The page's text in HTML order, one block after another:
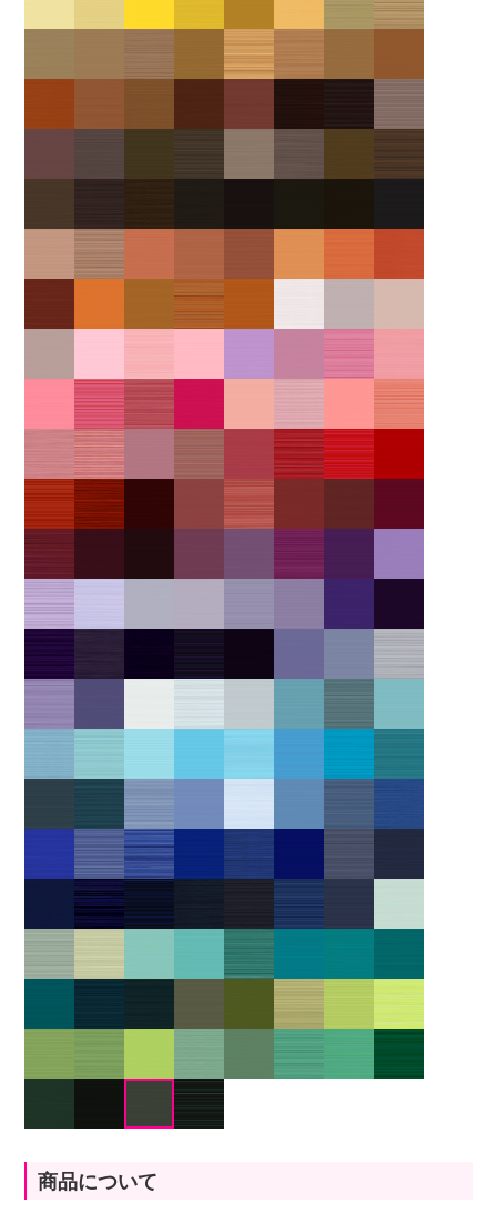
商品について